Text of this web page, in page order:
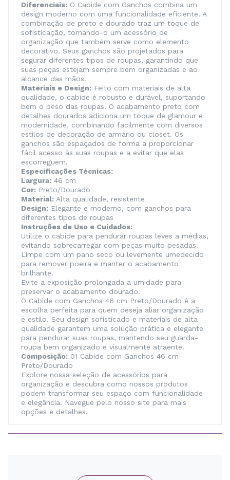
Diferenciais: O Cabide com Ganchos combina um
design moderno com uma funcionalidade eficiente. A
combinação de preto e dourado traz um toque de
sofisticação, tornando-o um acessório de
organização que também serve como elemento
decorativo. Seus ganchos são projetados para
segurar diferentes tipos de roupas, garantindo que
suas peças estejam sempre bem organizadas e ao
alcance das mãos.
Materiais e Design: Feito com materiais de alta
qualidade, o cabide é robusto e durável, suportando
bem o peso das roupas. O acabamento preto com
detalhes dourados adiciona um toque de glamour e
modernidade, combinando facilmente com diversos
estilos de decoração de armário ou closet. Os
ganchos são espaçados de forma a proporcionar
fácil acesso às suas roupas e a evitar que elas
escorreguem.
Especificações Técnicas:
Largura: 46 cm
Cor: Preto/Dourado
Material: Alta qualidade, resistente
Design: Elegante e moderno, com ganchos para
diferentes tipos de roupas
Instruções de Uso e Cuidados:
Utilize o cabide para pendurar roupas leves a médias,
evitando sobrecarregar com peças muito pesadas.
Limpe com um pano seco ou levemente umedecido
para remover poeira e manter o acabamento
brilhante.
Evite a exposição prolongada a umidade para
preservar o acabamento dourado.
O Cabide com Ganchos 46 cm Preto/Dourado é a
escolha perfeita para quem deseja aliar organização
e estilo. Seu design sofisticado e materiais de alta
qualidade garantem uma solução prática e elegante
para pendurar suas roupas, mantendo seu guarda-
roupa bem organizado e visualmente atraente.
Composição: 01 Cabide com Ganchos 46 cm
Preto/Dourado
Explore nossa seleção de acessórios para
organização e descubra como nossos produtos
podem transformar seu espaço com funcionalidade
e elegância. Navegue pelo nosso site para mais
opções e detalhes.